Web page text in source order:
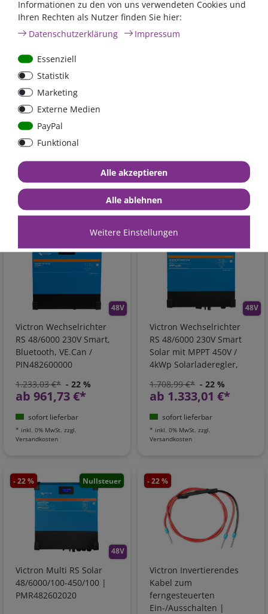
Victron Phoenix
Wechselrichter VE.Bus
reiner Sinus | 48V /
5000VA / 230V |
PIN485020000
1.142,40 €*
891,07 €*
versandbereit in 5 - 8
Werktagen
inkl. 19% MwSt.zzgl.
Versandkosten
versandbereit in 3 - 5
Werktagen
*inkl. 19% MwSt.zzgl.
48V
Nullsteuer
Victron Wechselrichter
RS 48/6000 230V Smart,
Bluetooth, VE.Can /
PIN482600000
1.233,03 €* - 22 %
ab 961,73 €*
sofort lieferbar
* inkl. 0% MwSt. zzgl.
Versandkosten
48V
- 22 %
Victron Wechselrichter
RS 48/6000 230V Smart
Solar mit MPPT 450V /
4kWp Solarladeregler,
PIN482601000
1.708,99 €* - 22 %
ab 1.333,01 €*
sofort lieferbar
* inkl. 0% MwSt. zzgl.
Versandkosten
48V
- 22 % Nullsteuer
Victron Multi RS Solar
48/6000/100-450/100 |
PMR482602020
- 22 %
Victron Invertierendes
Kabel zum
ferngesteuerten
Ein-/Ausschalten |
Informationen zu den von uns verwendeten Cookies und
Ihren Rechten als Nutzer finden Sie hier:
Daten­schutz­erklärung
Impressum
Essenziell
Statistik
Marketing
Externe Medien
PayPal
Funktional
Weitere Einstellungen
Alle akzeptieren
Alle ablehnen